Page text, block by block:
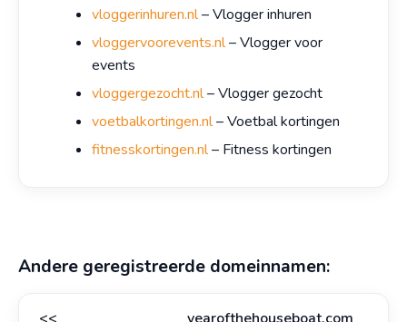
vloggerinhuren.nl– Vlogger inhuren
vloggervoorevents.nl– Vlogger voor
events
vloggergezocht.nl– Vlogger gezocht
voetbalkortingen.nl– Voetbal kortingen
fitnesskortingen.nl– Fitness kortingen
Andere geregistreerde domeinnamen: